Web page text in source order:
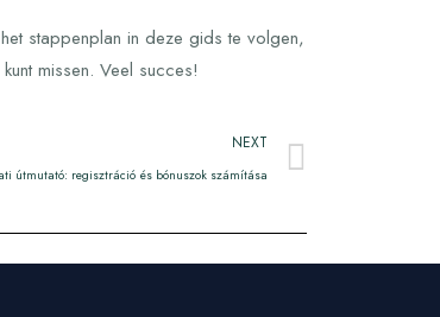
stappenplan in deze gids te volgen,
missen. Veel succes!
NEXT
útmutató: regisztráció és bónuszok számítása